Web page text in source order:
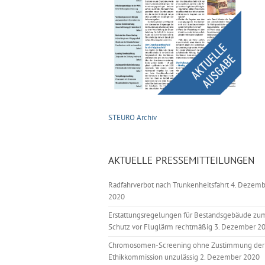
STEURO Archiv
AKTUELLE PRESSEMITTEILUNGEN
Radfahrverbot nach Trunkenheitsfahrt4.
2020
Erstattungsregelungen für Bestandsgebäude
Schutz vor Fluglärm rechtmäßig 3. Dezember
Chromosomen-Screening ohne Zustimmung der
Ethikkommission unzulässig 2. Dezember 2020